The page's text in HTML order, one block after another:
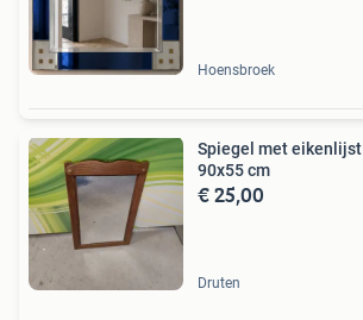
Hoensbroek
Spiegel met eikenlijst vintage model
90x55 cm
€ 25,00
Druten